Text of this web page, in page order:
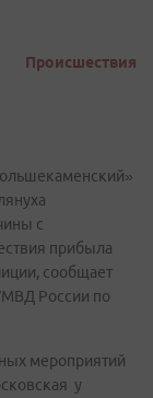
Происшествия
с
прибыла
сообщает
России по
мероприятий
у